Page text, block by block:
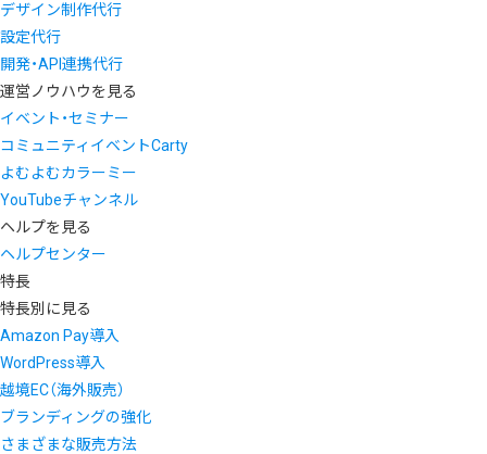
デザイン制作代行
設定代行
開発・API連携代行
運営ノウハウを見る
イベント・セミナー
コミュニティイベントCarty
よむよむカラーミー
YouTubeチャンネル
ヘルプを見る
ヘルプセンター
特長
特長別に見る
Amazon Pay導入
WordPress導入
越境EC（海外販売）
ブランディングの強化
さまざまな販売方法